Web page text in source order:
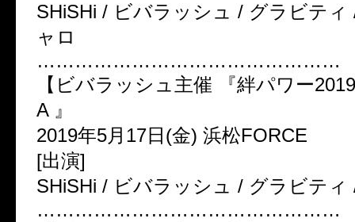
SHiSHi / ビバラッシュ / グラビティ
ャロ
…………………………………………
【ビバラッシュ主催
『絆パワー
A 』
2019年5月 17日 (金) 浜松FORCE
[出演]
SHiSHi / ビバラッシュ / グラビティ
…………………………………………